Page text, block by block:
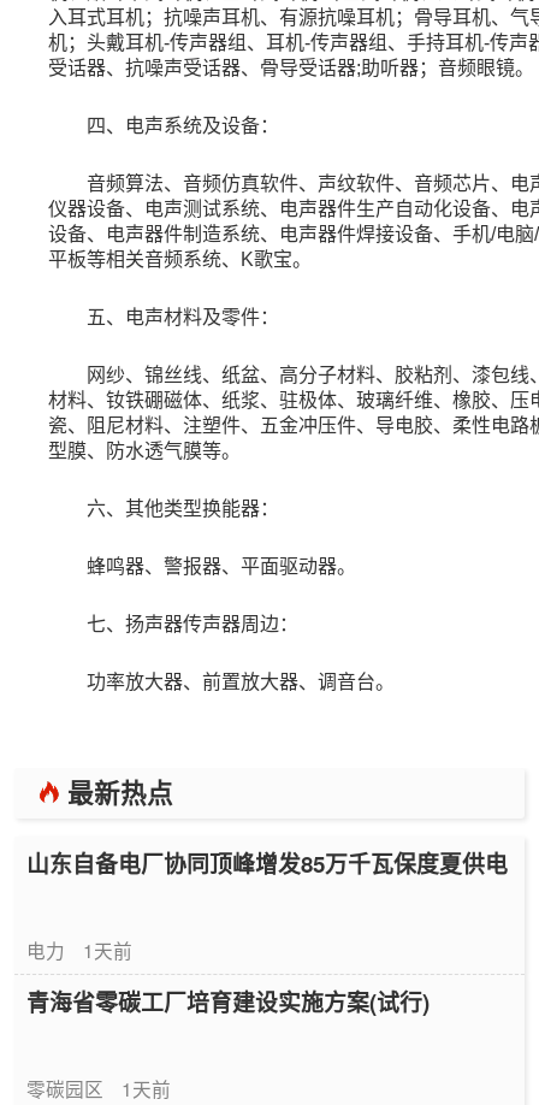
入耳式耳机；抗噪声耳机、有源抗噪耳机；骨导耳机、气
机；头戴耳机-传声器组、耳机-传声器组、手持耳机-传声
受话器、抗噪声受话器、骨导受话器;助听器；音频眼镜。
四、电声系统及设备：
音频算法、音频仿真软件、声纹软件、音频芯片、电
仪器设备、电声测试系统、电声器件生产自动化设备、电
设备、电声器件制造系统、电声器件焊接设备、手机/电脑/
平板等相关音频系统、
K歌宝。
五、电声材料及零件：
网纱、锦丝线、纸盆、高分子材料、胶粘剂、漆包线
材料、钕铁硼磁体、纸浆、驻极体、玻璃纤维、橡胶、压
瓷、阻尼材料、注塑件、五金冲压件、导电胶、柔性电路
型膜、防水透气膜等。
六、其他类型换能器：
蜂鸣器、警报器、平面驱动器。
七、扬声器传声器周边：
功率放大器、前置放大器、调音台。
最新热点
山东自备电厂协同顶峰增发85万千瓦保度夏供电
电力 1天前
青海省零碳工厂培育建设实施方案(试行)
零碳园区 1天前